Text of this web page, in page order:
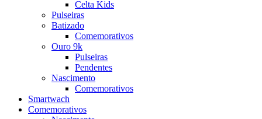
Celta Kids
Pulseiras
Batizado
Comemorativos
Ouro 9k
Pulseiras
Pendentes
Nascimento
Comemorativos
Smartwach
Comemorativos